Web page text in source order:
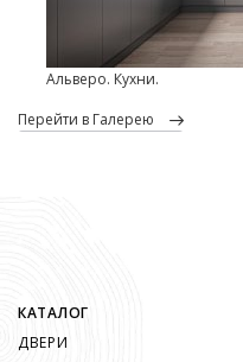
Альверо. Кухни.
перейти в Галерею
КАТАЛОГ
ДВЕРИ